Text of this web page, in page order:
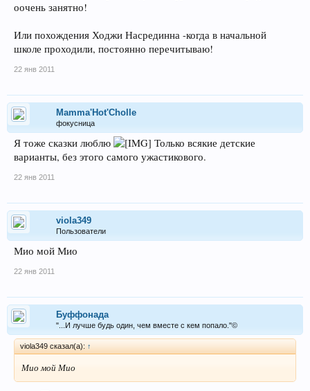
оочень занятно!
Или похождения Ходжи Насрединна -когда в начальной
школе проходили, постоянно перечитываю!
22 янв 2011
Mamma'Hot'Cholle
фокусница
Я тоже сказки люблю
Только всякие детские
варианты, без этого самого ужастикового.
22 янв 2011
viola349
Пользователи
Мио мой Мио
22 янв 2011
Буффонада
"...И лучше будь один, чем вместе с кем попало."©
viola349 сказал(а): ↑
Мио мой Мио